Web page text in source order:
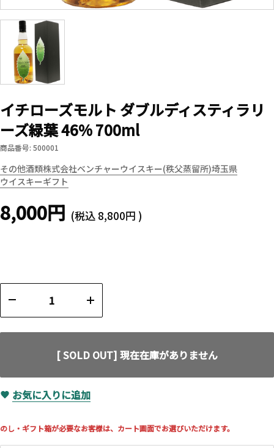
イチローズモルト ダブルディスティラリ
ーズ緑葉 46% 700ml
商品番号: 500001
その他酒類株式会社ベンチャーウイスキー(秩父蒸留所)埼玉県
ウイスキーギフト
8,000円 (税込 8,800円 )
[ SOLD OUT] 現在在庫がありません
お気に入りに追加
のし・ギフト箱が必要なお客様は、カート画面でお選びいただけます。